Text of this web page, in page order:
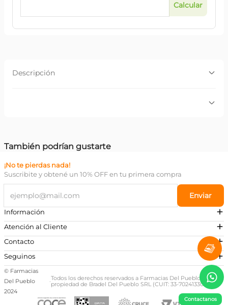
Contactanos
Descripción
Más reciente
También podrían gustarte
¡No te pierdas nada!
Suscribite y obtené un 10% OFF en tu primera compra
Enviar
Información
Atención al Cliente
Contacto
¿Necesitás ayuda?
Preguntas Frecuentes
Escribinos a nuestro Whatsapp
+54 381 581-0674
Seguinos
© Farmacias
Del Pueblo
2024
·Todos los derechos reservados a Farmacias Del Pueblo,
propiedad de Bradel Del Pueblo SRL (CUIT: 33-70241330-9)